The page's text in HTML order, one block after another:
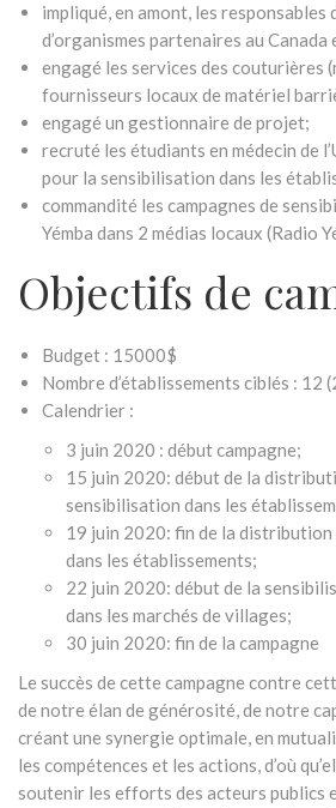
impliqué, en amont, les responsables
d’organismes partenaires au Canada
engagé les services des couturières
fournisseurs locaux de matériel
engagé un gestionnaire de projet;
recruté les étudiants en médecin de
pour la sensibilisation dans les
commandité les campagnes de
Yémba dans 2 médias locaux (Radio
Objectifs de
Budget : 15000$
Nombre d’établissements ciblés : 12
Calendrier :
3 juin 2020 : début campagne;
15 juin 2020: début de la
sensibilisation dans les
19 juin 2020: fin de la
dans les établissements;
22 juin 2020: début de la
dans les marchés de villages;
30 juin 2020: fin de la campagne
Le succès de cette campagne contre
de notre élan de générosité, de notre
créant une synergie optimale, en
les compétences et les actions, d’où
soutenir les efforts des acteurs publics